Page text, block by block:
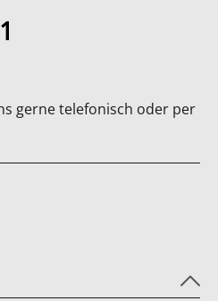
gerne telefonisch oder per